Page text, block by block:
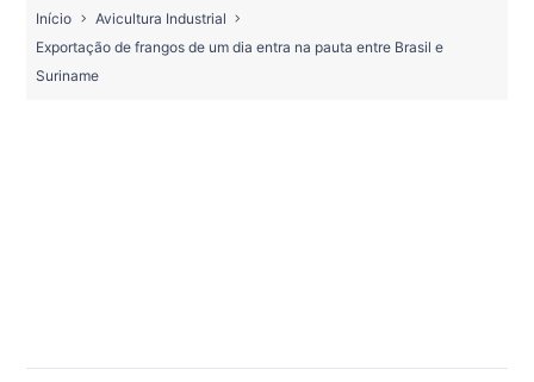
Início
Avicultura Industrial
Exportação de frangos de um dia entra na pauta entre Brasil e
Suriname